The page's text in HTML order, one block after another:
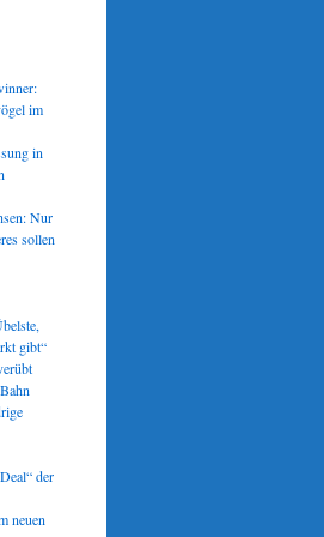
im
in
Nur
sollen
gibt“
der
neuen